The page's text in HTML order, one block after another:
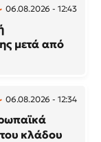
06.08.2026 - 12:43
μετά από
06.08.2026 - 12:34
κλάδου